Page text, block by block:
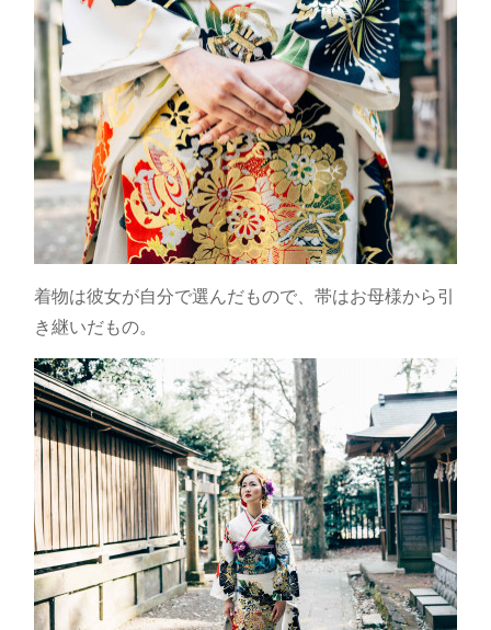
着物は彼女が自分で選んだもので、帯はお母様から引
き継いだもの。